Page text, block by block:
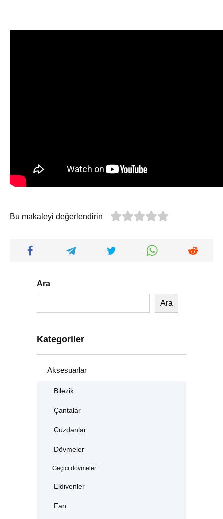
Bu makaleyi değerlendirin
Ara
Ara
Kategoriler
Aksesuarlar
Bilezik
Çantalar
Cüzdanlar
Dövmeler
Geçici dövmeler
Eldivenler
Fan